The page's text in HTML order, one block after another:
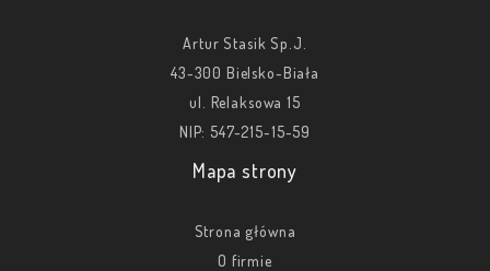
Artur Stasik Sp.J.
43-300 Bielsko-Biała
ul. Relaksowa 15
NIP: 547-215-15-59
Mapa strony
Strona główna
O firmie